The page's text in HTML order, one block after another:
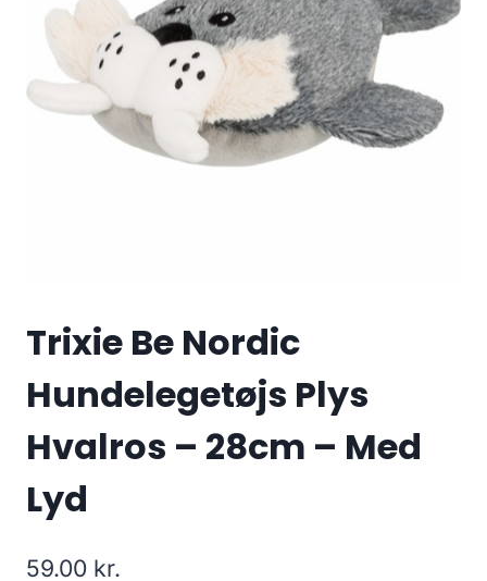
Trixie Be Nordic
Hundelegetøjs Plys
Hvalros – 28cm – Med
Lyd
59.00 kr.